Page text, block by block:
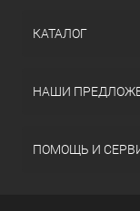
КАТАЛОГ
НАШИ
ПОМОЩЬ И